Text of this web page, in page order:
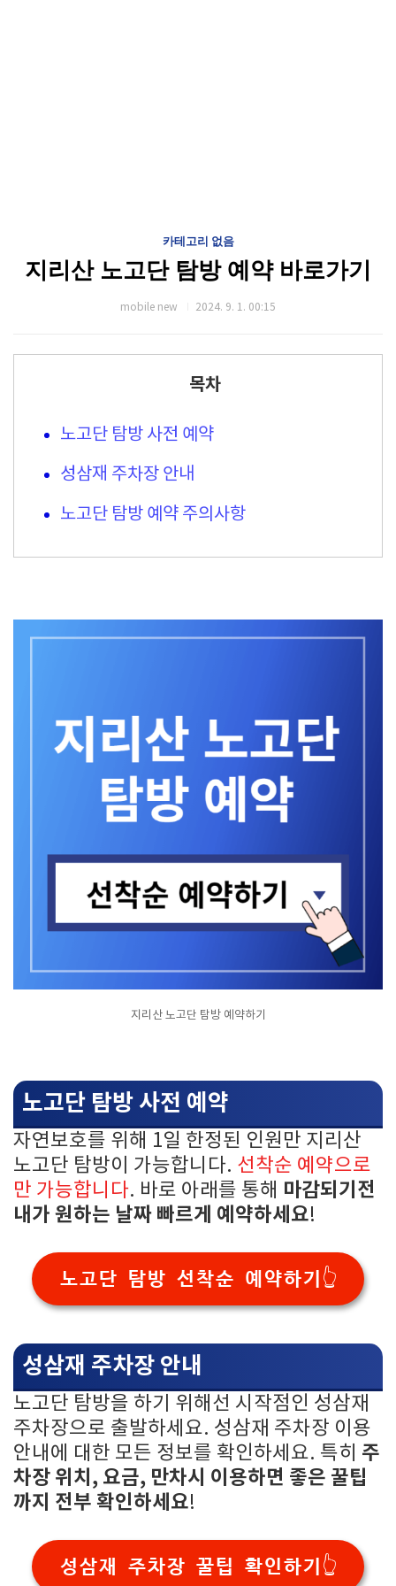
카테고리 없음
지리산 노고단 탐방 예약 바로가기
mobile new 2024. 9. 1. 00:15
목차
노고단 탐방 사전 예약
성삼재 주차장 안내
노고단 탐방 예약 주의사항
지리산 노고단 탐방 예약하기
노고단 탐방 사전 예약
자연보호를 위해 1일 한정된 인원만 지리산
노고단 탐방이 가능합니다. 선착순 예약으로
만 가능합니다. 바로 아래를 통해 마감되기전
내가 원하는 날짜 빠르게 예약하세요!
노고단 탐방 선착순 예약하기👆
성삼재 주차장 안내
노고단 탐방을 하기 위해선 시작점인 성삼재
주차장으로 출발하세요. 성삼재 주차장 이용
안내에 대한 모든 정보를 확인하세요. 특히 주
차장 위치, 요금, 만차시 이용하면 좋은 꿀팁
까지 전부 확인하세요!
성삼재 주차장 꿀팁 확인하기👆